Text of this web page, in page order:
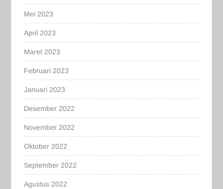
Mei 2023
April 2023
Maret 2023
Februari 2023
Januari 2023
Desember 2022
November 2022
Oktober 2022
September 2022
Agustus 2022